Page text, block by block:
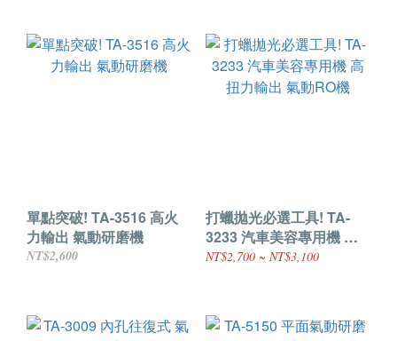
單點突破! TA-3516 高火
力輸出 氣動研磨機
NT$2,600
打蠟拋光必選工具! TA-
3233 汽車美容專用機 高
扭力輸出 氣動RO機
NT$2,700 ~ NT$3,100